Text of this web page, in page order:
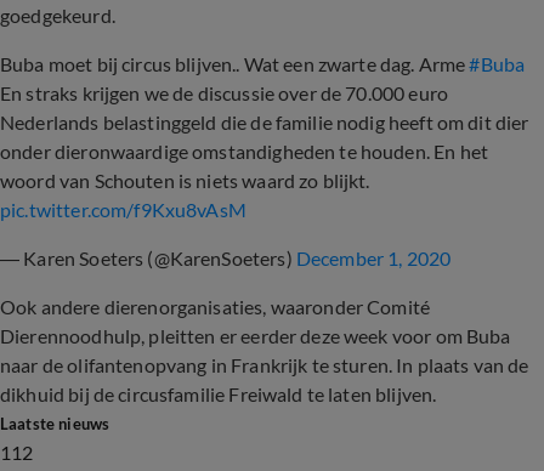
goedgekeurd.
Buba moet bij circus blijven.. Wat een zwarte dag. Arme#Buba
En straks krijgen we de discussie over de 70.000 euro
Nederlands belastinggeld die de familie nodig heeft om dit dier
onder dieronwaardige omstandigheden te houden. En het
woord van Schouten is niets waard zo blijkt.
pic.twitter.com/f9Kxu8vAsM
— Karen Soeters (@KarenSoeters) December 1, 2020
Ook andere dierenorganisaties, waaronder Comité
Dierennoodhulp, pleitten er eerder deze week voor om Buba
naar de olifantenopvang in Frankrijk te sturen. In plaats van de
dikhuid bij de circusfamilie Freiwald te laten blijven.
Laatste nieuws
112